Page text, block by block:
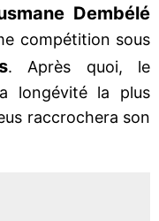
Dembélé
compétition sous
. Après quoi, le
longévité la plus
raccrochera son